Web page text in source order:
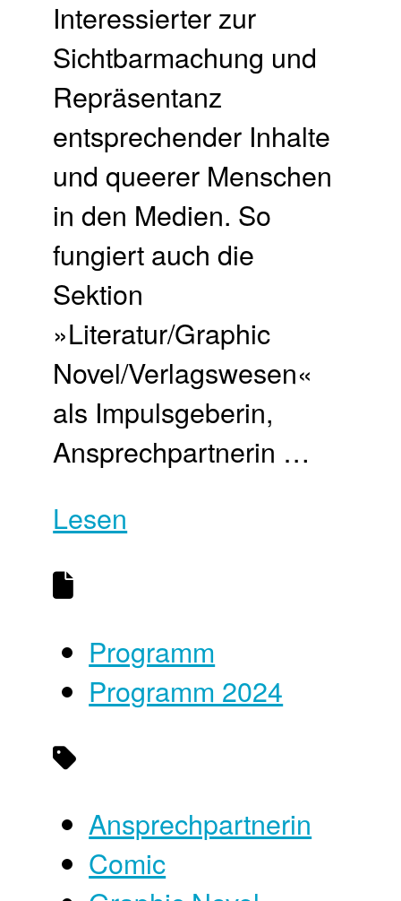
Interessierter zur
Sichtbarmachung und
Repräsentanz
entsprechender Inhalte
und queerer Menschen
in den Medien. So
fungiert auch die
Sektion
»Literatur/Graphic
Novel/Verlagswesen«
als Impulsgeberin,
Ansprechpartnerin …
Lesen
Programm
Programm 2024
Ansprechpartnerin
Comic